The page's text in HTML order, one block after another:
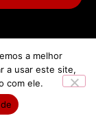
a melhor
a usar este site,
com ele.